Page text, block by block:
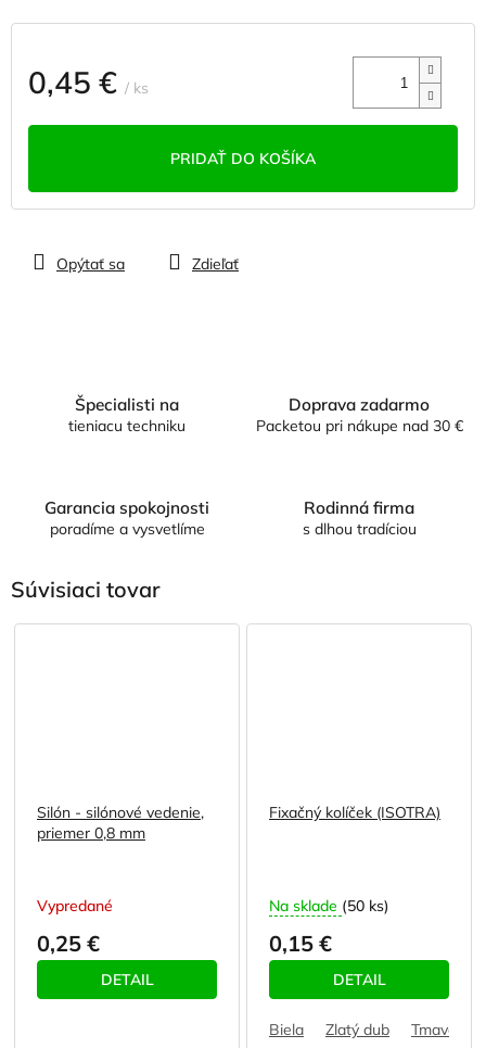
0,45 € / ks
PRIDAŤ DO KOŠÍKA
Opýtať sa Zdieľať
Špecialisti na
tieniacu techniku
Doprava zadarmo
Packetou pri nákupe nad 30 €
Garancia spokojnosti
poradíme a vysvetlíme
Rodinná firma
s dlhou tradíciou
Súvisiaci tovar
Silón - silónové vedenie,
priemer 0,8 mm
Vypredané
0,25 €
DETAIL
Fixačný kolíček (ISOTRA)
Na sklade (50 ks)
0,15 €
DETAIL
Biela Zlatý dub